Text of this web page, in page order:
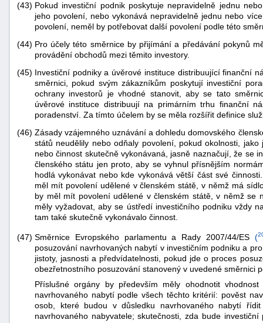
(43) Pokud investiční podnik poskytuje nepravidelně jednu
jeho povolení, nebo vykonává nepravidelně jednu nebo
povolení, neměl by potřebovat další povolení podle této
(44) Pro účely této směrnice by přijímání a předávání pokynů
provádění obchodů mezi těmito investory.
(45) Investiční podniky a úvěrové instituce distribuující finanční
směrnici, pokud svým zákazníkům poskytují investiční
ochrany investorů je vhodné stanovit, aby se tato
úvěrové instituce distribuují na primárním trhu finanční
poradenství. Za tímto účelem by se měla rozšířit definice
(46) Zásady vzájemného uznávání a dohledu domovského
států neudělily nebo odňaly povolení, pokud okolnosti,
nebo činnost skutečně vykonávaná, jasně naznačují, že se
členského státu jen proto, aby se vyhnul přísnějším
hodlá vykonávat nebo kde vykonává větší část své
měl mít povolení udělené v členském státě, v němž má
by měl mít povolení udělené v členském státě, v němž se
měly vyžadovat, aby se ústředí investičního podniku vždy
tam také skutečně vykonávalo činnost.
(47) Směrnice Evropského parlamentu a Rady 2007/44/ES (
posuzování navrhovaných nabytí v investičním podniku a
jistoty, jasnosti a předvídatelnosti, pokud jde o proces
obezřetnostního posuzování stanovený v uvedené směrnici
Příslušné orgány by především měly ohodnotit
navrhovaného nabytí podle všech těchto kritérií: pověst
osob, které budou v důsledku navrhovaného nabytí
navrhovaného nabyvatele; skutečnosti, zda bude